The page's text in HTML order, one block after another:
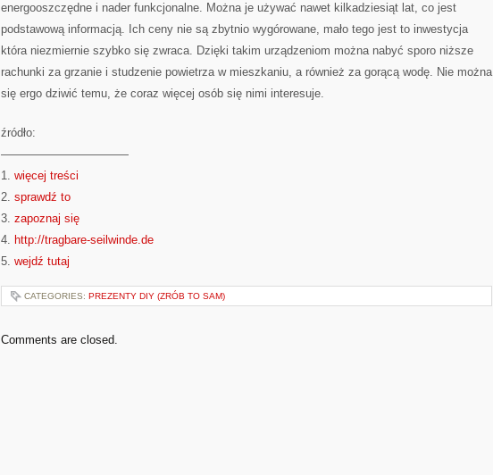
energooszczędne i nader funkcjonalne. Można je używać nawet kilkadziesiąt lat, co jest
podstawową informacją. Ich ceny nie są zbytnio wygórowane, mało tego jest to inwestycja
która niezmiernie szybko się zwraca. Dzięki takim urządzeniom można nabyć sporo niższe
rachunki za grzanie i studzenie powietrza w mieszkaniu, a również za gorącą wodę. Nie można
się ergo dziwić temu, że coraz więcej osób się nimi interesuje.
źródło:
———————————
1. więcej treści
2. sprawdź to
3. zapoznaj się
4. http://tragbare-seilwinde.de
5. wejdź tutaj
CATEGORIES: PREZENTY DIY (ZRÓB TO SAM)
Comments are closed.